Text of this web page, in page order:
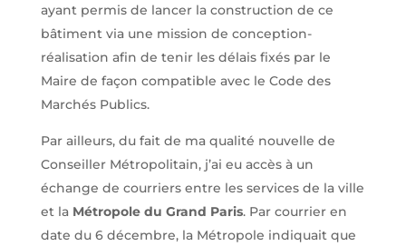
ayant permis de lancer la construction de ce
bâtiment via une mission de conception-
réalisation afin de tenir les délais fixés par le
Maire de façon compatible avec le Code des
Marchés Publics.
Par ailleurs, du fait de ma qualité nouvelle de
Conseiller Métropolitain, j’ai eu accès à un
échange de courriers entre les services de la ville
et la Métropole du Grand Paris. Par courrier en
date du 6 décembre, la Métropole indiquait que